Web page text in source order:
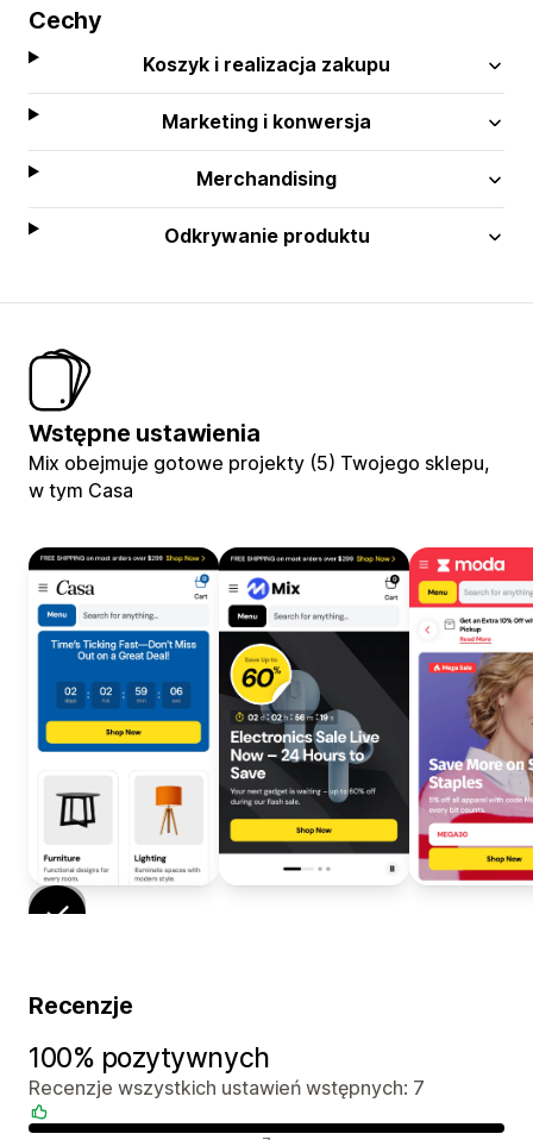
Cechy
Koszyk i realizacja zakupu
Marketing i konwersja
Merchandising
Odkrywanie produktu
Wstępne ustawienia
Mix obejmuje gotowe projekty (5) Twojego sklepu,
w tym Casa
Recenzje
100% pozytywnych
Recenzje wszystkich ustawień wstępnych: 7